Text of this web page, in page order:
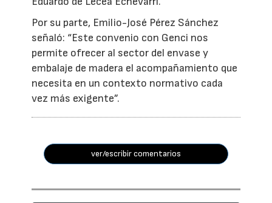
Por su parte, Emilio-José Pérez Sánchez
señaló: “Este convenio con Genci nos
permite ofrecer al sector del envase y
embalaje de madera el acompañamiento que
necesita en un contexto normativo cada
vez más exigente”.
ver/escribir comentarios